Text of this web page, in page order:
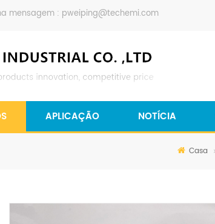
mensagem : pweiping@techemi.com
APLICAÇÃO NOTÍCIA
Casa